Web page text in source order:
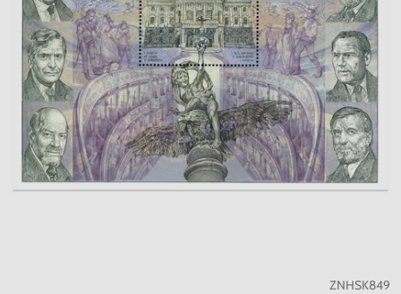
ZNHSK849